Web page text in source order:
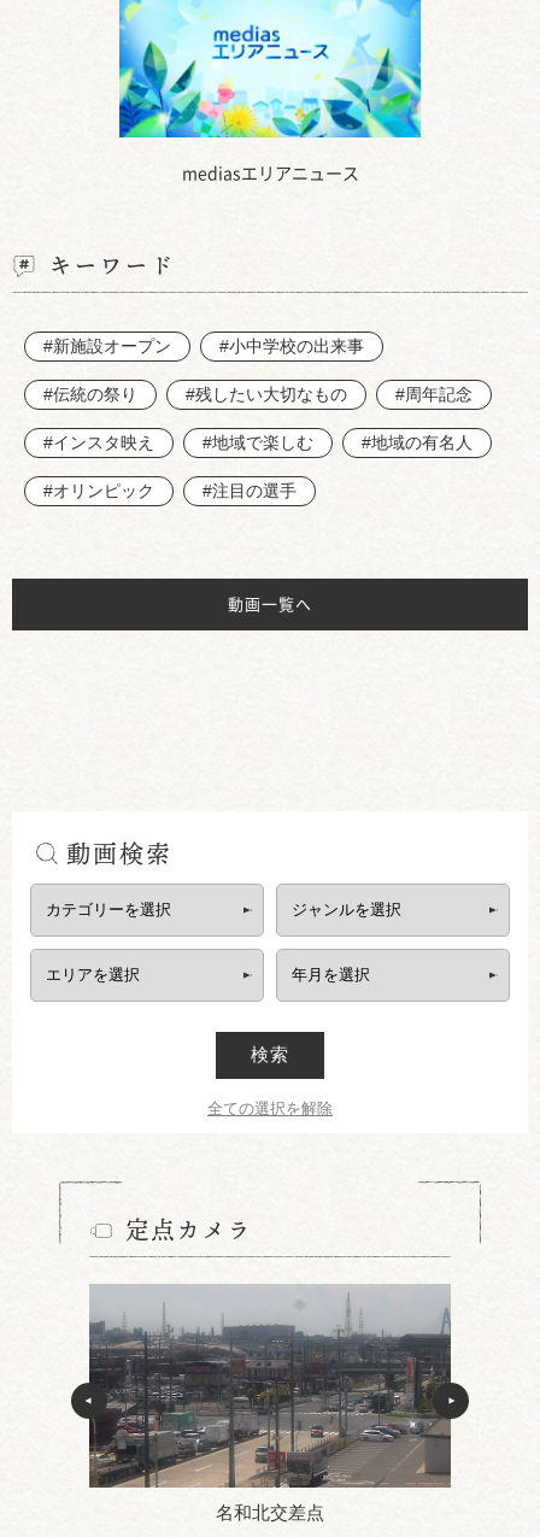
mediasエリアニュース
キーワード
#新施設オープン #小中学校の出来事
#伝統の祭り #残したい大切なもの #周年記念
#インスタ映え #地域で楽しむ #地域の有名人
#オリンピック #注目の選手
動画一覧へ
動画検索
検索
全ての選択を解除
定点カメラ
名和北交差点